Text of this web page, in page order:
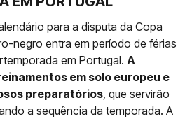
para a disputa da Copa
negro entra em período de férias
em Portugal. A
em solo europeu e
preparatórios , que servirão
a sequência da temporada. A